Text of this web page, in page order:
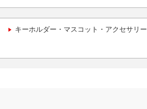
キーホルダー・マスコット・アクセサリー